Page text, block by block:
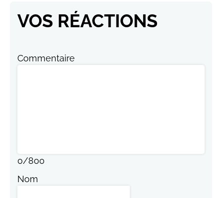
VOS RÉACTIONS
Commentaire
0/800
Nom